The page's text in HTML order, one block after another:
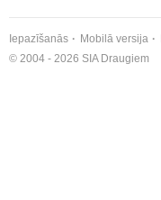
Iepazīšanās Mobilā versija
© 2004 - 2026 SIA Draugiem